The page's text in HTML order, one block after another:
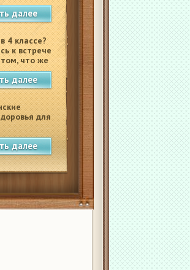
далее
4 классе?
к встрече
что же
далее
для
в
далее